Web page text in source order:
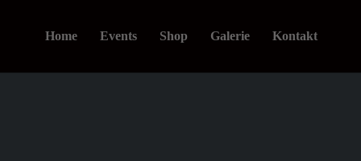
Home Events Shop Galerie Kontakt